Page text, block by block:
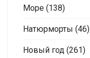
Море (138)
Натюрморты (46)
Новый год (261)